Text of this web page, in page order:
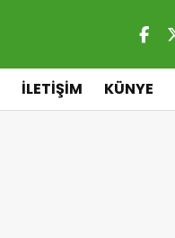
İLETİŞİM KÜNYE